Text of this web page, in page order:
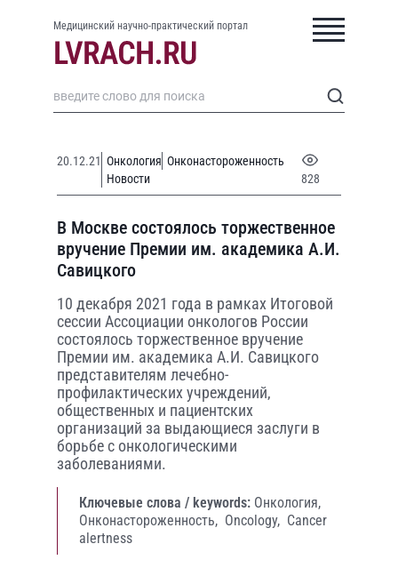
Медицинский научно-практический портал
20.12.21 Онкология Онконастороженность
Новости
828
В Москве состоялось торжественное
вручение Премии им. академика А.И.
Савицкого
10 декабря 2021 года в рамках Итоговой
сессии Ассоциации онкологов России
состоялось торжественное вручение
Премии им. академика А.И. Савицкого
представителям лечебно-
профилактических учреждений,
общественных и пациентских
организаций за выдающиеся заслуги в
борьбе с онкологическими
заболеваниями.
Ключевые слова / keywords: Онкология,
Онконастороженность, Oncology, Cancer
alertness